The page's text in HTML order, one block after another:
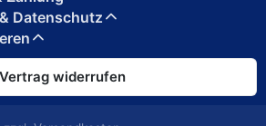
Datenschutz
Vertrag widerrufen